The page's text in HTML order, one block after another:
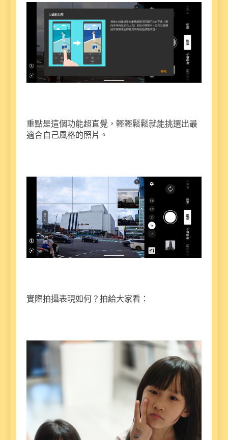
重點是這個功能超直覺，輕輕鬆鬆就能挑選出最
適合自己風格的照片。
實際拍攝表現如何？拍給大家看：